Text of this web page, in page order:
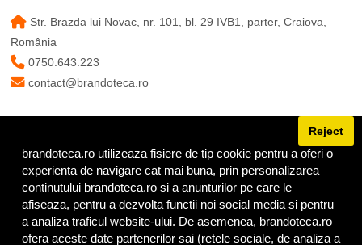
brandoteca.ro utilizeaza fisiere de tip cookie pentru a oferi o
experienta de navigare cat mai buna, prin personalizarea
continutului brandoteca.ro si a anunturilor pe care le
afiseaza, pentru a dezvolta functii noi social media si pentru
a analiza traficul website-ului. De asemenea, brandoteca.ro
ofera aceste date partenerilor sai (retele sociale, de analiza a
Reject
Str. Brazda lui Novac, nr. 101, bl. 29 IVB1, parter, Craiova,
România
0750.643.223
contact@brandoteca.ro
URMĂREȘTE-NE